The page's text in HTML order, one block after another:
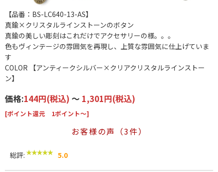
【品番：BS-LC640-13-AS】
真鍮×クリスタルラインストーンのボタン
真鍮の美しい彫刻はこれだけでアクセサリーの様。。。
色もヴィンテージの雰囲気を再現し、上質な雰囲気に仕上げていま
す
COLOR 【アンティークシルバー×クリアクリスタルラインストー
ン】
価格:144円(税込) ～ 1,301円(税込)
[ポイント還元 1ポイント～]
お客様の声（3件）
総評: 5.0